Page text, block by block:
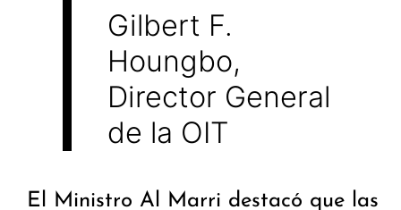
Gilbert F.
Houngbo,
Director General
de la OIT
El Ministro Al Marri destacó que las